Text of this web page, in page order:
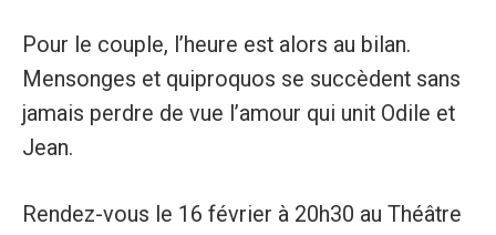
Pour le couple, l’heure est alors au bilan.
Mensonges et quiproquos se succèdent sans
jamais perdre de vue l’amour qui unit Odile et
Jean.
Rendez-vous le 16 février à 20h30 au Théâtre